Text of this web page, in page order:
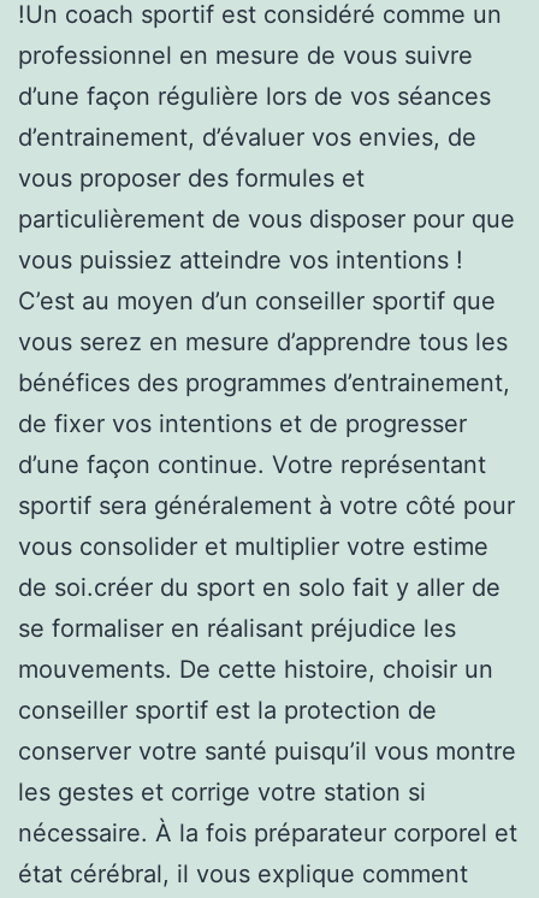
!Un coach sportif est considéré comme un
professionnel en mesure de vous suivre
d’une façon régulière lors de vos séances
d’entrainement, d’évaluer vos envies, de
vous proposer des formules et
particulièrement de vous disposer pour que
vous puissiez atteindre vos intentions !
C’est au moyen d’un conseiller sportif que
vous serez en mesure d’apprendre tous les
bénéfices des programmes d’entrainement,
de fixer vos intentions et de progresser
d’une façon continue. Votre représentant
sportif sera généralement à votre côté pour
vous consolider et multiplier votre estime
de soi.créer du sport en solo fait y aller de
se formaliser en réalisant préjudice les
mouvements. De cette histoire, choisir un
conseiller sportif est la protection de
conserver votre santé puisqu’il vous montre
les gestes et corrige votre station si
nécessaire. À la fois préparateur corporel et
état cérébral, il vous explique comment